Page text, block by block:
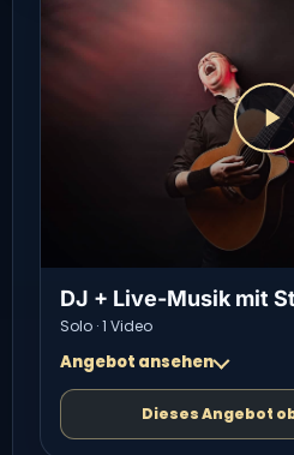
DJ + Live-Musik mit
Solo · 1 Video
Angebot ansehen
Dieses Angebot